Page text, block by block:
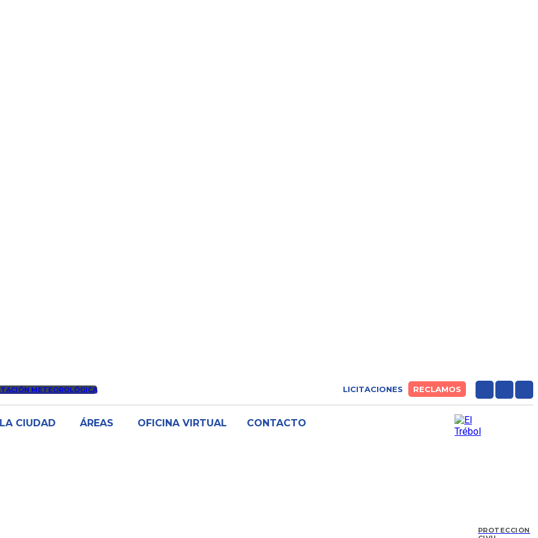
METEOROLÓGICA LICITACIONES RECLAMOS
LA CIUDAD ÁREAS OFICINA VIRTUAL CONTACTO
PROTECCIÓN